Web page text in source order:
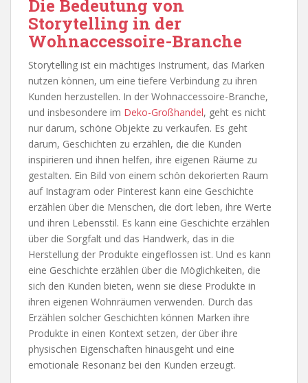
Die Bedeutung von
Storytelling in der
Wohnaccessoire-Branche
Storytelling ist ein mächtiges Instrument, das Marken
nutzen können, um eine tiefere Verbindung zu ihren
Kunden herzustellen. In der Wohnaccessoire-Branche,
und insbesondere im Deko-Großhandel, geht es nicht
nur darum, schöne Objekte zu verkaufen. Es geht
darum, Geschichten zu erzählen, die die Kunden
inspirieren und ihnen helfen, ihre eigenen Räume zu
gestalten. Ein Bild von einem schön dekorierten Raum
auf Instagram oder Pinterest kann eine Geschichte
erzählen über die Menschen, die dort leben, ihre Werte
und ihren Lebensstil. Es kann eine Geschichte erzählen
über die Sorgfalt und das Handwerk, das in die
Herstellung der Produkte eingeflossen ist. Und es kann
eine Geschichte erzählen über die Möglichkeiten, die
sich den Kunden bieten, wenn sie diese Produkte in
ihren eigenen Wohnräumen verwenden. Durch das
Erzählen solcher Geschichten können Marken ihre
Produkte in einen Kontext setzen, der über ihre
physischen Eigenschaften hinausgeht und eine
emotionale Resonanz bei den Kunden erzeugt.